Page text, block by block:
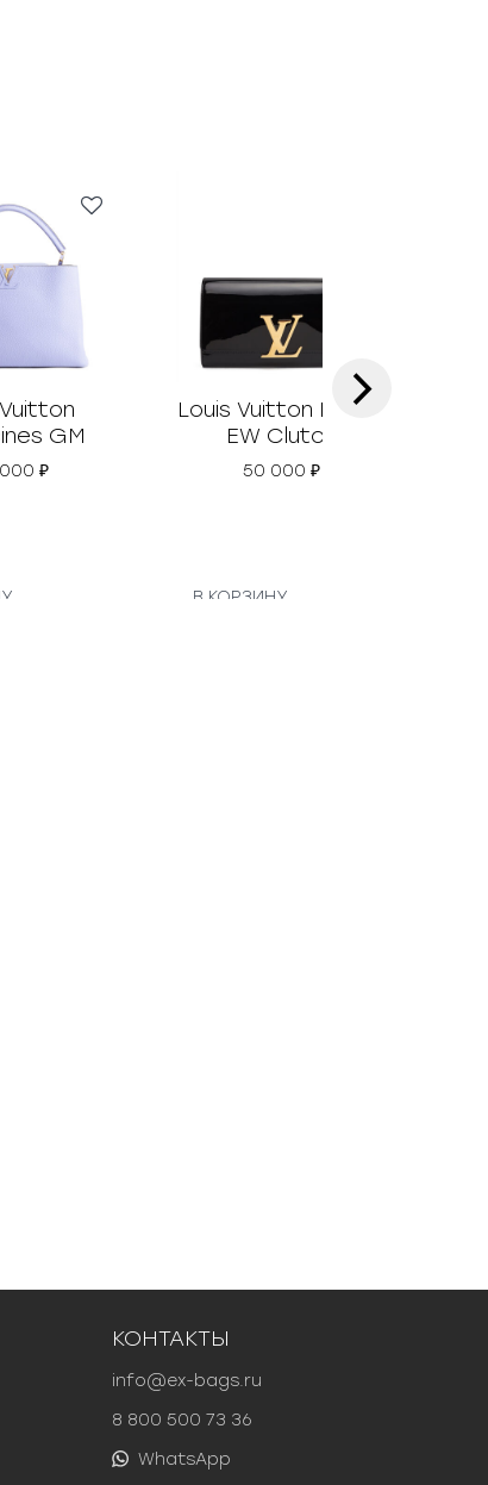
GM
₽
Louis Vuitton Louise
EW Clutch
50 000₽
В КОРЗИНУ
›
КОНТАКТЫ
info@ex-bags.ru
8 800 500 73 36
WhatsApp